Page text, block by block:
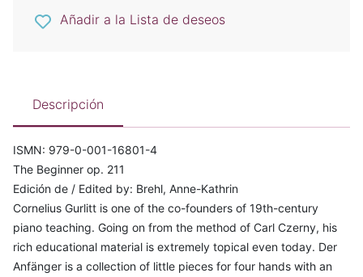
Añadir a la Lista de deseos
Descripción
ISMN: 979-0-001-16801-4
The Beginner op. 211
Edición de / Edited by: Brehl, Anne-Kathrin
Cornelius Gurlitt is one of the co-founders of 19th-century
piano teaching. Going on from the method of Carl Czerny, his
rich educational material is extremely topical even today. Der
Anfänger is a collection of little pieces for four hands with an